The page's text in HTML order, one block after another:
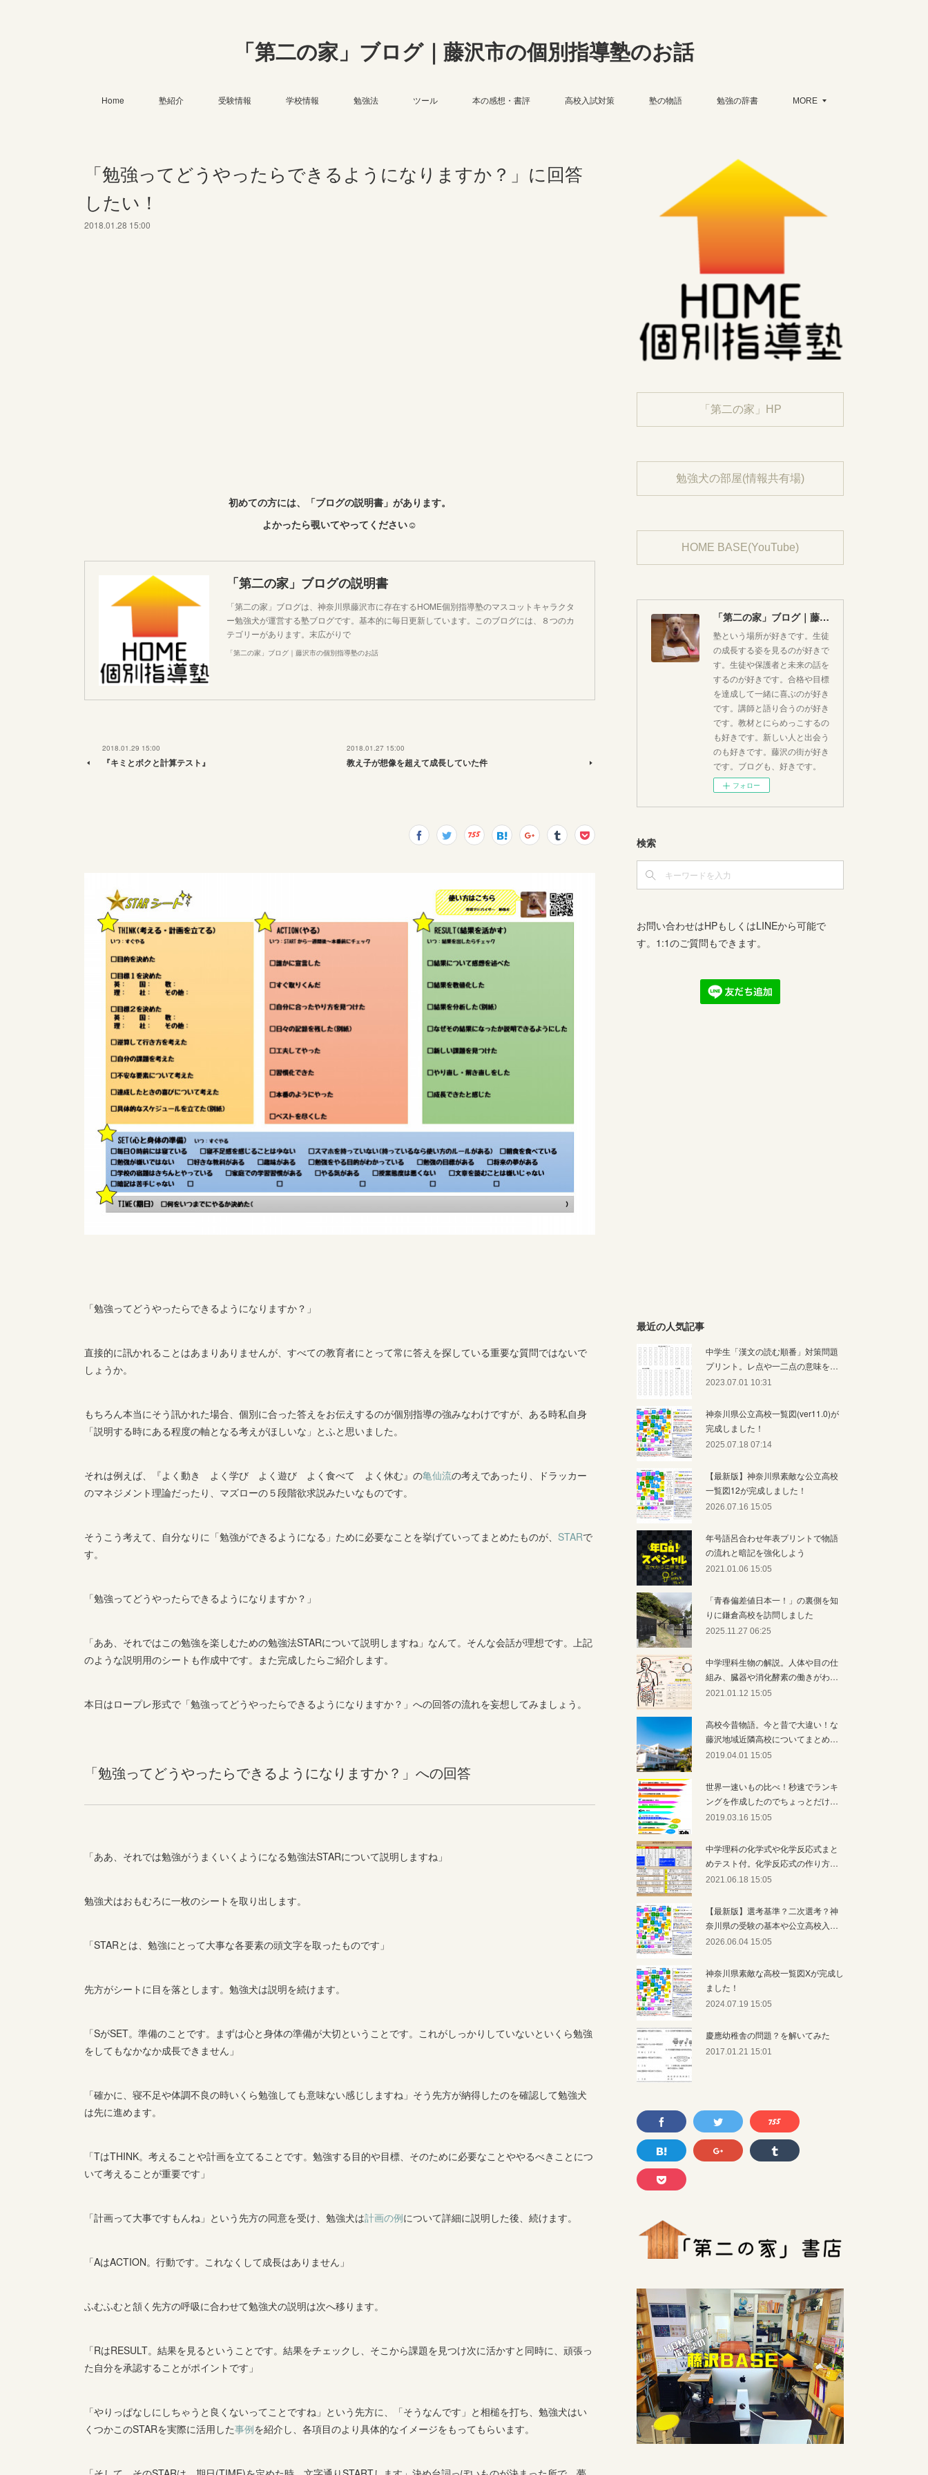
「第二の家」ブログ｜藤沢市の個別指導塾のお話
Home 塾紹介 受験情報 学校情報 勉強法 ツール 本の感想・書評 高校入試対策 塾の物語 勉強の辞書 MORE
「勉強ってどうやったらできるようになりますか？」に回答
したい！
2018.01.28 15:00
初めての方には、「ブログの説明書」があります。
よかったら覗いてやってください☺︎
「第二の家」ブログの説明書
「第二の家」ブログは、神奈川県藤沢市に存在するHOME個別指導塾のマスコットキャラクタ
ー勉強犬が運営する塾ブログです。基本的に毎日更新しています。このブログには、８つのカ
テゴリーがあります。末広がりで
「第二の家」ブログ｜藤沢市の個別指導塾のお話
2018.01.29 15:00
『キミとボクと計算テスト』
2018.01.27 15:00
教え子が想像を超えて成長していた件
「勉強ってどうやったらできるようになりますか？」
直接的に訊かれることはあまりありませんが、すべての教育者にとって常に答えを探している重要な質問ではないで
しょうか。
もちろん本当にそう訊かれた場合、個別に合った答えをお伝えするのが個別指導の強みなわけですが、ある時私自身
「説明する時にある程度の軸となる考えがほしいな」とふと思いました。
それは例えば、『よく動き よく学び よく遊び よく食べて よく休む』の亀仙流の考えであったり、ドラッカー
のマネジメント理論だったり、マズローの５段階欲求説みたいなものです。
そうこう考えて、自分なりに「勉強ができるようになる」ために必要なことを挙げていってまとめたものが、 STARで
す。
「勉強ってどうやったらできるようになりますか？」
「ああ、それではこの勉強を楽しむための勉強法STARについて説明しますね」なんて。そんな会話が理想です。上記
のような説明用のシートも作成中です。また完成したらご紹介します。
本日はロープレ形式で「勉強ってどうやったらできるようになりますか？」への回答の流れを妄想してみましょう。
「勉強ってどうやったらできるようになりますか？」への回答
「ああ、それでは勉強がうまくいくようになる勉強法STARについて説明しますね」
勉強犬はおもむろに一枚のシートを取り出します。
「STARとは、勉強にとって大事な各要素の頭文字を取ったものです」
先方がシートに目を落とします。勉強犬は説明を続けます。
「SがSET。準備のことです。まずは心と身体の準備が大切ということです。これがしっかりしていないといくら勉強
をしてもなかなか成長できません」
「確かに、寝不足や体調不良の時いくら勉強しても意味ない感じしますね」そう先方が納得したのを確認して勉強犬
は先に進めます。
「TはTHINK。考えることや計画を立てることです。勉強する目的や目標、そのために必要なことややるべきことにつ
いて考えることが重要です」
「計画って大事ですもんね」という先方の同意を受け、勉強犬は計画の例について詳細に説明した後、続けます。
「AはACTION。行動です。これなくして成長はありません」
ふむふむと頷く先方の呼吸に合わせて勉強犬の説明は次へ移ります。
「RはRESULT。結果を見るということです。結果をチェックし、そこから課題を見つけ次に活かすと同時に、頑張っ
た自分を承認することがポイントです」
「やりっぱなしにしちゃうと良くないってことですね」という先方に、「そうなんです」と相槌を打ち、勉強犬はい
くつかこのSTARを実際に活用した事例を紹介し、各項目のより具体的なイメージをもってもらいます。
「第二の家」HP
勉強犬の部屋(情報共有場)
HOME BASE(YouTube)
「第二の家」ブログ｜藤沢市の個別指導塾のお話
塾という場所が好きです。生徒
の成長する姿を見るのが好きで
す。生徒や保護者と未来の話を
するのが好きです。合格や目標
を達成して一緒に喜ぶのが好き
です。講師と語り合うのが好き
です。教材とにらめっこするの
も好きです。新しい人と出会う
のも好きです。藤沢の街が好き
です。ブログも、好きです。
フォロー
検索
お問い合わせはHPもしくはLINEから可能で
す。1:1のご質問もできます。
最近の人気記事
中学生「漢文の読む順番」対策問題
プリント。レ点や一二点の意味を…
2023.07.01 10:31
神奈川県公立高校一覧図(ver11.0)が
完成しました！
2025.07.18 07:14
【最新版】神奈川県素敵な公立高校
一覧図12が完成しました！
2026.07.16 15:05
年号語呂合わせ年表プリントで物語
の流れと暗記を強化しよう
2021.01.06 15:05
「青春偏差値日本一！」の裏側を知
りに鎌倉高校を訪問しました
2025.11.27 06:25
中学理科生物の解説。人体や目の仕
組み、臓器や消化酵素の働きがわ…
2021.01.12 15:05
高校今昔物語。今と昔で大違い！な
藤沢地域近隣高校についてまとめ…
2019.04.01 15:05
世界一速いもの比べ！秒速でランキ
ングを作成したのでちょっとだけ…
2019.03.16 15:05
中学理科の化学式や化学反応式まと
めテスト付。化学反応式の作り方…
2021.06.18 15:05
【最新版】選考基準？二次選考？神
奈川県の受験の基本や公立高校入…
2026.06.04 15:05
神奈川県素敵な高校一覧図Xが完成し
ました！
2024.07.19 15:05
慶應幼稚舎の問題？を解いてみた
2017.01.21 15:01